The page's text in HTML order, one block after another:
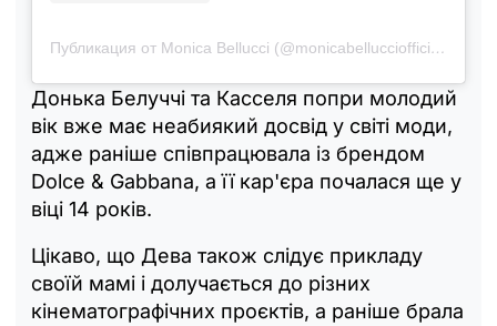
Публикация от Monica Bellucci (@monicabellucciofficiel)
Донька Белуччі та Касселя попри молодий
вік вже має неабиякий досвід у світі моди,
адже раніше співпрацювала із брендом
Dolce & Gabbana, а її кар'єра почалася ще у
віці 14 років.
Цікаво, що Дева також слідує прикладу
своїй мамі і долучається до різних
кінематографічних проєктів, а раніше брала